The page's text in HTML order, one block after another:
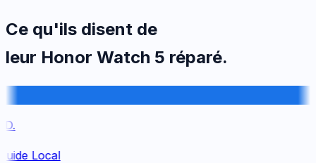
Ce qu'ils disent de
leur Honor Watch 5 réparé.
Local